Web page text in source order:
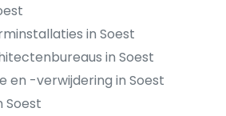
in Soest
in Soest
en -verwijdering in Soest
Soest